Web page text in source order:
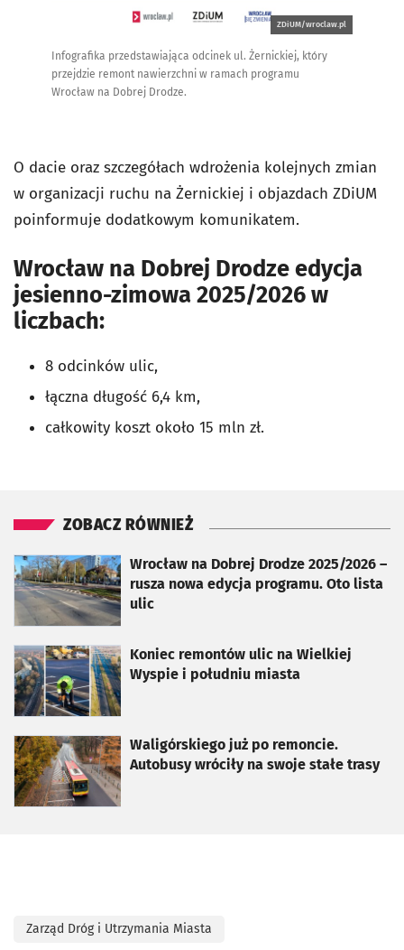
ZDiUM/wroclaw.pl
Infografika przedstawiająca odcinek ul. Żernickiej, który
przejdzie remont nawierzchni w ramach programu
Wrocław na Dobrej Drodze.
O dacie oraz szczegółach wdrożenia kolejnych zmian
w organizacji ruchu na Żernickiej i objazdach ZDiUM
poinformuje dodatkowym komunikatem.
Wrocław na Dobrej Drodze edycja
jesienno-zimowa 2025/2026 w
liczbach:
8 odcinków ulic,
łączna długość 6,4 km,
całkowity koszt około 15 mln zł.
ZOBACZ RÓWNIEŻ
Wrocław na Dobrej Drodze 2025/2026 –
rusza nowa edycja programu. Oto lista
ulic
otworzy się w nowej karcie
Koniec remontów ulic na Wielkiej
Wyspie i południu miasta
otworzy się w nowej karcie
Waligórskiego już po remoncie.
Autobusy wróciły na swoje stałe trasy
otworzy się w nowej karcie
Zarząd Dróg i Utrzymania Miasta